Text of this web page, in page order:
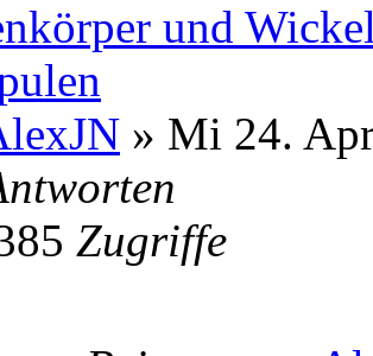
und
» Mi 24.
Zugriffe